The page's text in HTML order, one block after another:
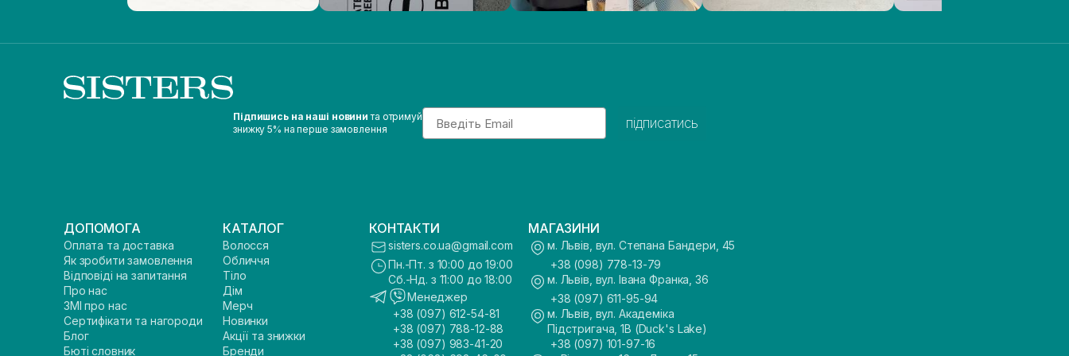
Підпишись на наші новини та отримуй
знижку 5% на перше замовлення
Email
підписатись
ДОПОМОГА
Оплата та доставка
Як зробити замовлення
Відповіді на запитання
Про нас
ЗМІ про нас
Сертифікати та нагороди
Блог
Бюті словник
КАТАЛОГ
Волосся
Обличчя
Тіло
Дім
Мерч
Новинки
Акції та знижки
Бренди
КОНТАКТИ
sisters.co.ua@gmail.com
Пн.-Пт. з 10:00 до 19:00
Сб.-Нд. з 11:00 до 18:00
Менеджер
+38 (097) 612-54-81
+38 (097) 788-12-88
+38 (097) 983-41-20
МАГАЗИНИ
м. Львів, вул. Степана Бандери, 45
+38 (098) 778-13-79
м. Львів, вул. Івана Франка, 36
+38 (097) 611-95-94
м. Львів, вул. Академіка
Підстригача, 1В (Duck's Lake)
+38 (097) 101-97-16